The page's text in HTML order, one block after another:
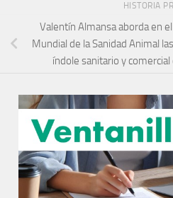
HISTORIA
Valentín Almansa aborda en
Mundial de la Sanidad Animal
índole sanitario y comercial